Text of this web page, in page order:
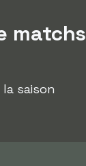
matchs
saison